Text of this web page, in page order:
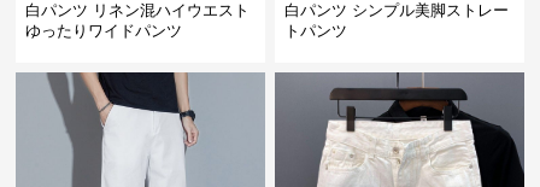
白パンツ リネン混ハイウエスト
ゆったりワイドパンツ
白パンツ シンプル美脚ストレー
トパンツ